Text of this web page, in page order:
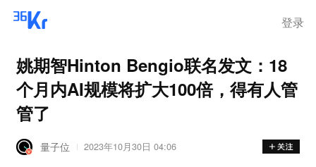
登录
姚期智Hinton Bengio联名发文：18
个月内AI规模将扩大100倍，得有人管
管了
量子位 2023年10月30日 04:06